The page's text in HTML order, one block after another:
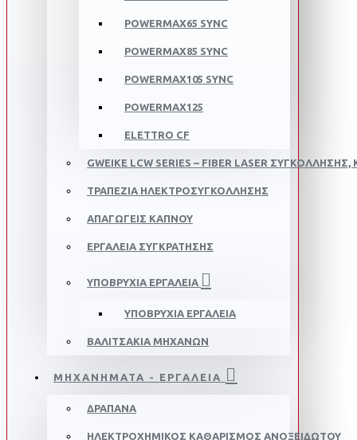
POWERMAX65 SYNC
POWERMAX85 SYNC
POWERMAX105 SYNC
POWERMAX125
ELETTRO CF
GWEIKE LCW SERIES – FIBER LASER
ΤΡΑΠΕΖΙΑ ΗΛΕΚΤΡΟΣΥΓΚΟΛΛΗΣΗΣ
ΑΠΑΓΩΓΕΙΣ ΚΑΠΝΟΥ
ΕΡΓΑΛΕΙΑ ΣΥΓΚΡΑΤΗΣΗΣ
ΥΠΟΒΡΥΧΙΑ ΕΡΓΑΛΕΙΑ
ΥΠΟΒΡΥΧΙΑ ΕΡΓΑΛΕΙΑ
ΒΑΛΙΤΣΑΚΙΑ ΜΗΧΑΝΩΝ
ΜΗΧΑΝΗΜΑΤΑ - ΕΡΓΑΛΕΙΑ
ΔΡΑΠΑΝΑ
ΗΛΕΚΤΡΟΧΗΜΙΚΟΣ ΚΑΘΑΡΙΣΜΟΣ ΑΝΟΞΕΙΔΩΤΟΥ